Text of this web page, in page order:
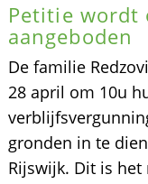
Petitie wordt
aangeboden
De familie
28 april om 10u
gronden in te
Rijswijk. Dit is